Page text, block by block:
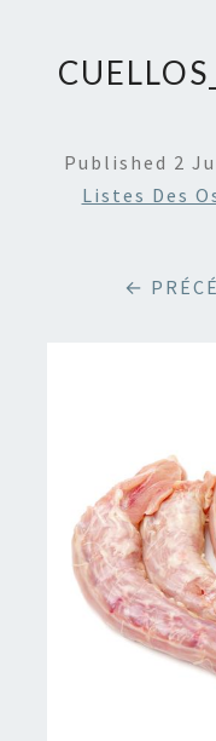
Published 2
Listes Des
←